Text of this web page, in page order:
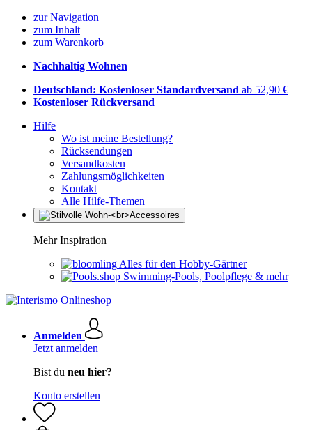
zur Navigation
zum Inhalt
zum Warenkorb
Nachhaltig Wohnen
Deutschland: Kostenloser Standardversand ab 52,90 €
Kostenloser Rückversand
Hilfe
Wo ist meine Bestellung?
Rücksendungen
Versandkosten
Zahlungsmöglichkeiten
Kontakt
Alle Hilfe-Themen
Mehr Inspiration
Alles für den Hobby-Gärtner
Swimming-Pools, Poolpflege & mehr
Anmelden
Jetzt anmelden
Bist du neu hier?
Konto erstellen